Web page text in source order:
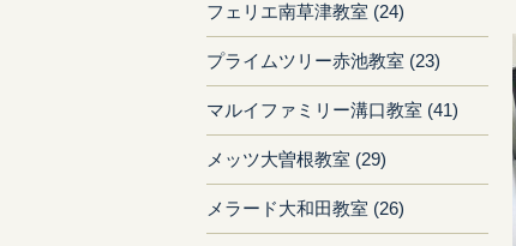
フェリエ南草津教室 (24)
プライムツリー赤池教室 (23)
マルイファミリー溝口教室 (41)
メッツ大曽根教室 (29)
メラード大和田教室 (26)